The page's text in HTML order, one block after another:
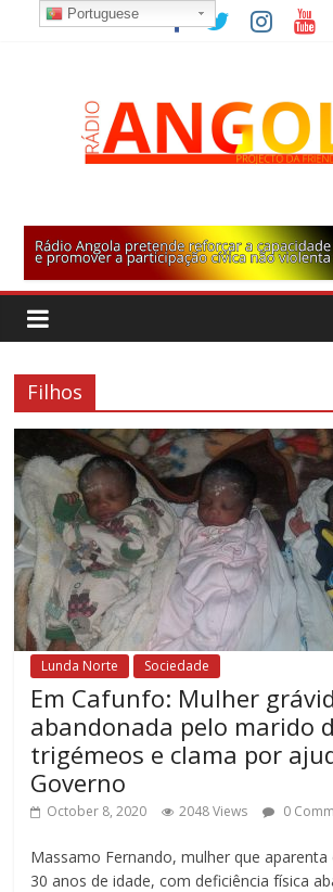
Filhos
Lunda Norte Sociedade
Em Cafunfo: Mulher
abandonada pelo marido
trigémeos e clama por
Governo
October 8, 2020 2048 Views 0
Massamo Fernando, mulher que aparenta
30 anos de idade, com deficiência física
Portuguese